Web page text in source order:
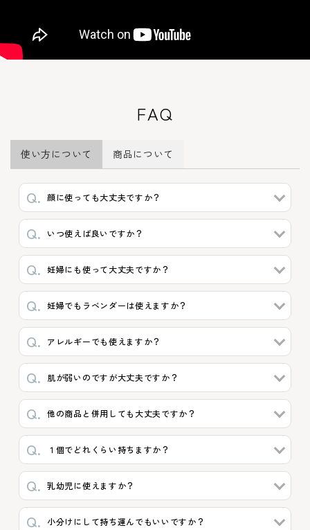
FAQ
使い方について 商品について
顔に使っても大丈夫ですか？
いつ使えば良いですか？
妊婦にも使って大丈夫ですか？
妊婦でもラベンダーは使えますか？
アレルギーでも使えますか？
肌が弱いのですが大丈夫ですか？
他の商品と併用しても大丈夫ですか？
１個でどれくらい持ちますか？
乳幼児に使えますか？
小分けにして持ち運んでもいいですか？